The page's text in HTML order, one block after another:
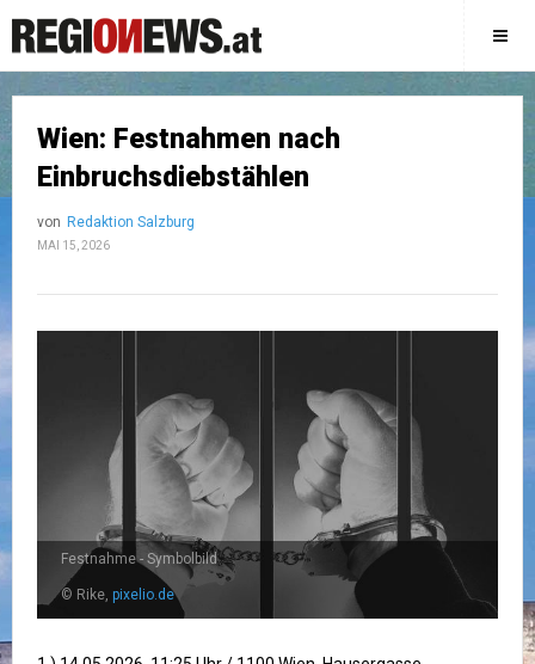
Wien: Festnahmen nach
Einbruchsdiebstählen
von Redaktion Salzburg
MAI 15, 2026
Festnahme - Symbolbild
© Rike, pixelio.de